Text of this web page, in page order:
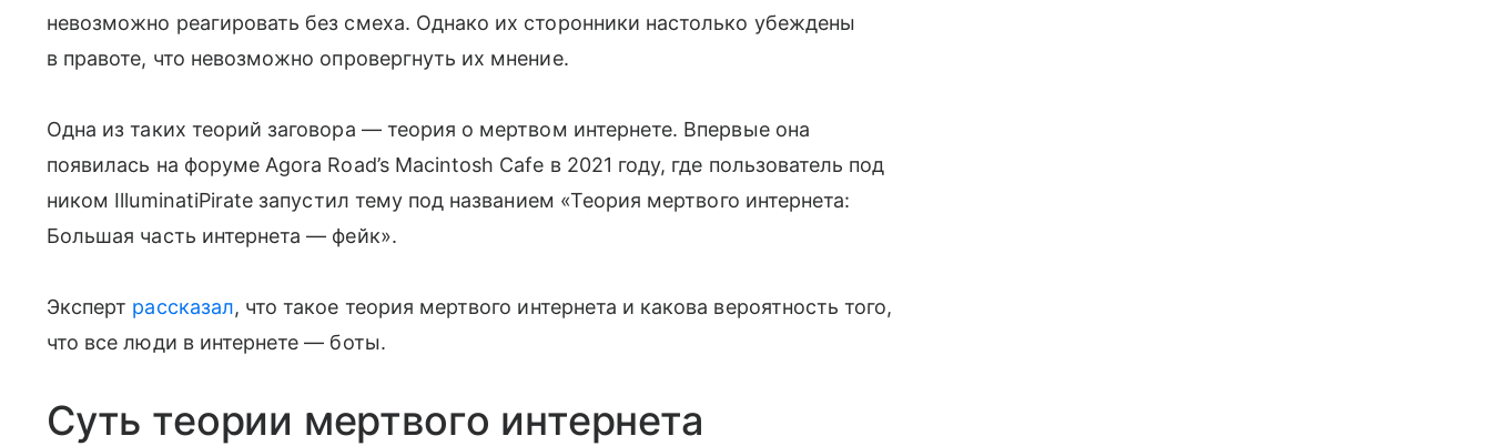
невозможно реагировать без смеха. Однако их сторонники настолько убеждены
в правоте, что невозможно опровергнуть их мнение.
Одна из таких теорий заговора — теория о мертвом интернете. Впервые она
появилась на форуме Agora Road’s Macintosh Cafe в 2021 году, где пользователь под
ником IlluminatiPirate запустил тему под названием «Теория мертвого интернета:
Большая часть интернета — фейк».
Эксперт рассказал, что такое теория мертвого интернета и какова вероятность того,
что все люди в интернете — боты.
Суть теории мертвого интернета